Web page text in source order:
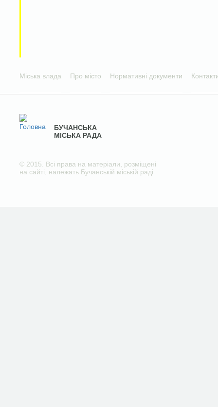
Міська влада Про місто Нормативні документи
БУЧАНСЬКА
МІСЬКА РАДА
© 2015. Всі права на матеріали, розміщені
на сайті, належать Бучанській міській раді